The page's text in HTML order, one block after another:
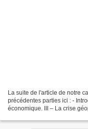
La suite de l'article de notre
précédentes parties ici : -
économique. III – La crise